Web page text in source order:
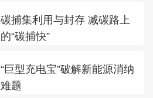
碳捕集利用与封存 减碳路上
的“碳捕快”
“巨型充电宝”破解新能源消纳
难题